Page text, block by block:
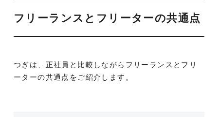
フリーランスとフリーターの共通点
つぎは、正社員と比較しながらフリーランスとフリ
ーターの共通点をご紹介します。